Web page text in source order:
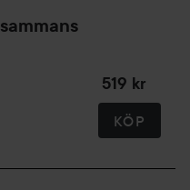
519 kr
KÖP